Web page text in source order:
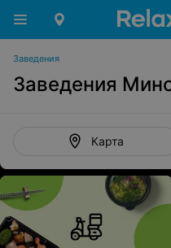
Заведения
Заведения
Карта